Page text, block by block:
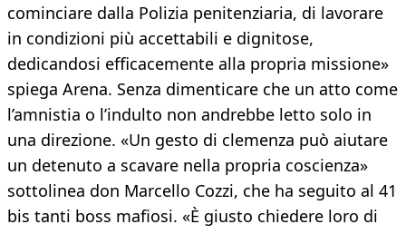
cominciare dalla Polizia penitenziaria, di lavorare
in condizioni più accettabili e dignitose,
dedicandosi efficacemente alla propria missione»
spiega Arena. Senza dimenticare che un atto come
l’amnistia o l’indulto non andrebbe letto solo in
una direzione. «Un gesto di clemenza può aiutare
un detenuto a scavare nella propria coscienza»
sottolinea don Marcello Cozzi, che ha seguito al 41
bis tanti boss mafiosi. «È giusto chiedere loro di